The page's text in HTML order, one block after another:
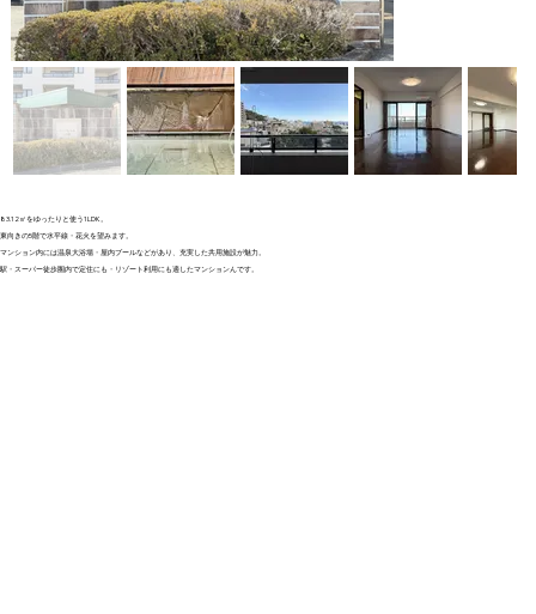
83.12㎡をゆったりと使う1LDK。
東向きの5階で水平線・花火を望みます。
マンション内には温泉大浴場・屋内プールなどがあり、充実した共用施設が魅力。
駅・スーパー徒歩圏内で定住にも・リゾート利用にも適したマンションんです。